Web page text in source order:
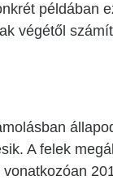
példában
végétől
A felek